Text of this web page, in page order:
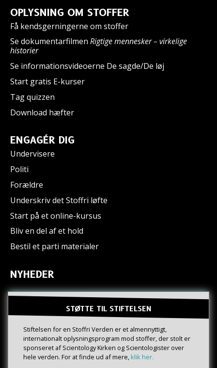
OPLYSNING OM STOFFER
Få kendsgerningerne om stoffer
Se dokumentarfilmen Rigtige mennesker – virkelige
historier
Se informationsvideoerne De sagde/De løj
Start gratis E-kurser
Tag quizzen
Download hæfter
ENGAGÉR DIG
Undervisere
Politi
Forældre
Underskriv det Stoffri løfte
Start på et online-kursus
Bliv en del af et hold
Bestil et parti materialer
NYHEDER
STØTTE TIL STIFTELSEN
Stiftelsen for en Stoffri Verden er et almennyttigt,
internationalt oplysningsprogram mod stoffer, der stolt er
sponseret af Scientology Kirken og Scientologister over
hele verden. For at finde ud af mere,klik her.